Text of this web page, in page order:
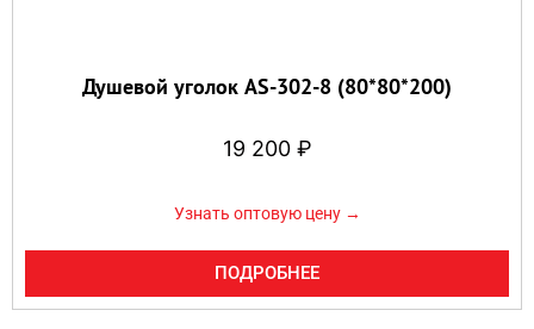
Душевой уголок AS-302-8 (80*80*200)
19 200 ₽
Узнать оптовую цену →
ПОДРОБНЕЕ